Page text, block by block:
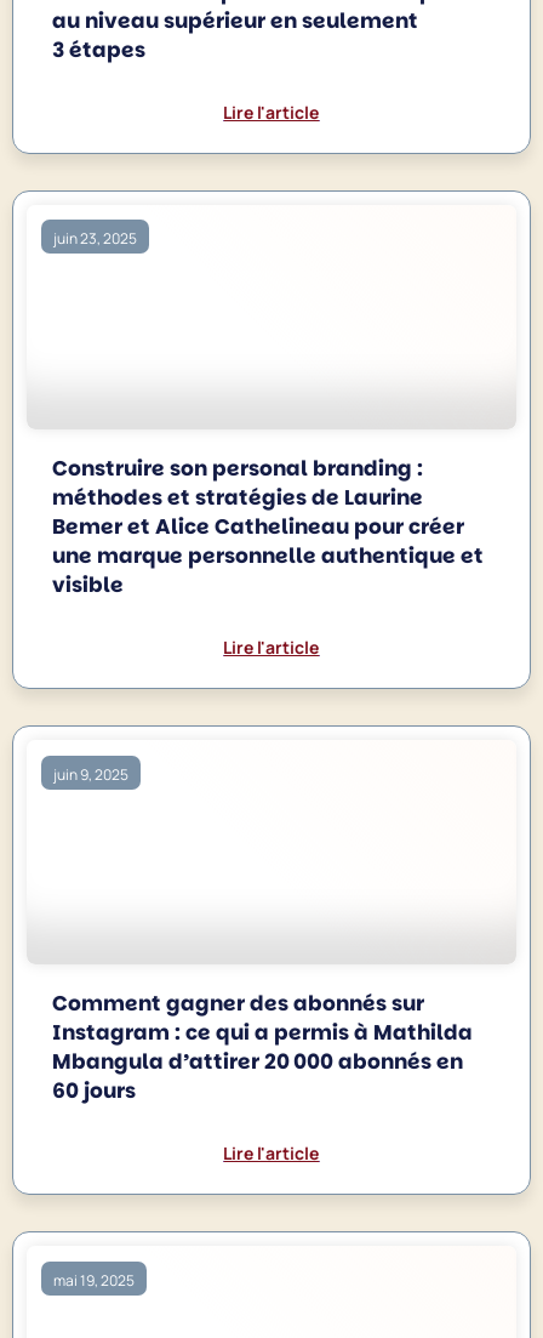
au niveau supérieur en seulement
3 étapes
Lire l'article
juin 23, 2025
Construire son personal branding :
méthodes et stratégies de Laurine
Bemer et Alice Cathelineau pour créer
une marque personnelle authentique et
visible
Lire l'article
juin 9, 2025
Comment gagner des abonnés sur
Instagram : ce qui a permis à Mathilda
Mbangula d’attirer 20 000 abonnés en
60 jours
Lire l'article
mai 19, 2025